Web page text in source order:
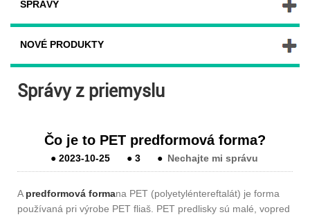
SPRÁVY
NOVÉ PRODUKTY
Správy z priemyslu
Čo je to PET predformová forma?
● 2023-10-25 ● 3 ● Nechajte mi správu
A predformová formana PET (polyetyléntereftalát) je forma
používaná pri výrobe PET fliaš. PET predlisky sú malé, vopred